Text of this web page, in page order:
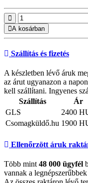
A kosárban
Szállítás és fizetés
A készletben lévő áruk
az árut ugyanazon a
kell szállítani. Ingyenes
Szállítás
Ár
GLS
2400
Csomagküldő.hu 1900
Ellenőrzött áruk
Több mint 48 000 ügyfél
vannak a